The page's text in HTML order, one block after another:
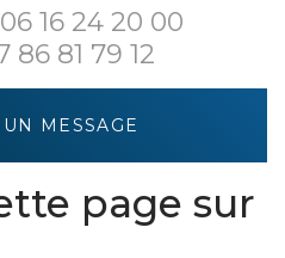
06 16 24 20 00
86 81 79 12
MESSAGE
page sur